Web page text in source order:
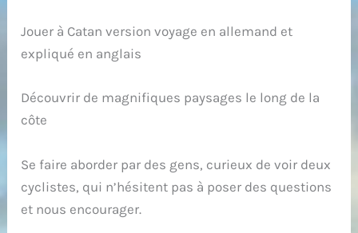
Jouer à Catan version voyage en allemand et
expliqué en anglais
Découvrir de magnifiques paysages le long de la
côte
Se faire aborder par des gens, curieux de voir deux
cyclistes, qui n’hésitent pas à poser des questions
et nous encourager.